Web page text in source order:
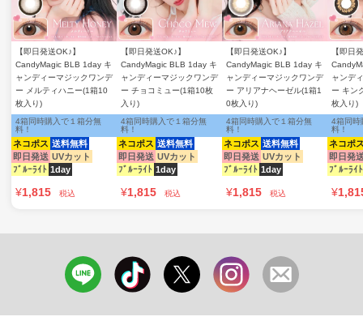
【即日発送OK♪】
CandyMagic BLB 1day キ
ャンディーマジックワンデ
ー メルティハニー(1箱10
枚入り)
ネコポス 送料無料
即日発送 UVカット
ﾌﾞﾙｰﾗｲﾄ 1day
4箱同時購入で１箱分無
料！
¥1,815 税込
【即日発送OK♪】
CandyMagic BLB 1day キ
ャンディーマジックワンデ
ー チョコミュー(1箱10枚
入り)
ネコポス 送料無料
即日発送 UVカット
ﾌﾞﾙｰﾗｲﾄ 1day
4箱同時購入で１箱分無
料！
¥1,815 税込
【即日発送OK♪】
CandyMagic BLB 1day キ
ャンディーマジックワンデ
ー アリアナヘーゼル(1箱1
0枚入り)
ネコポス 送料無料
即日発送 UVカット
ﾌﾞﾙｰﾗｲﾄ 1day
4箱同時購入で１箱分無
料！
¥1,815 税込
【即日
ャンデ
ー キン
枚入り)
ネコポ
即日発
ﾌﾞﾙｰﾗｲﾄ
4箱同時
料！
¥